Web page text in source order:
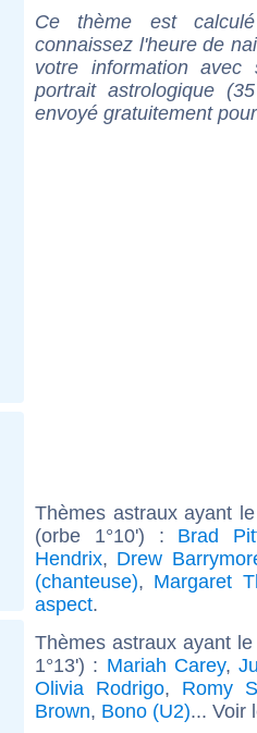
Ce thème est
connaissez l'heure de
votre information
portrait astrologique
envoyé gratuitement
Thèmes astraux ayant
(orbe 1°10') : Brad
Hendrix, Drew
(chanteuse), Margaret
aspect.
Thèmes astraux ayant
1°13') : Mariah Carey,
Olivia Rodrigo, Romy
Brown, Bono (U2)... Voir